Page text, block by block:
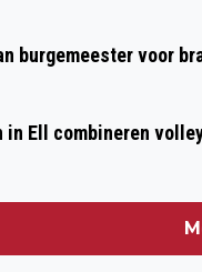
GEMEENTE
& GREET
burgemeester voor
in Ell combineren